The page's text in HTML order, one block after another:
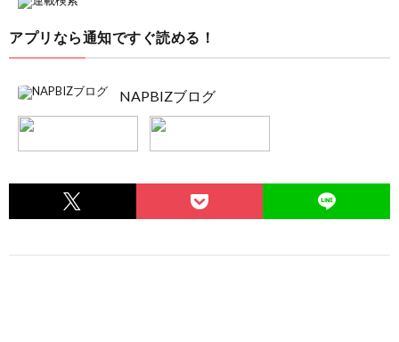
アプリなら通知ですぐ読める！
NAPBIZブログ